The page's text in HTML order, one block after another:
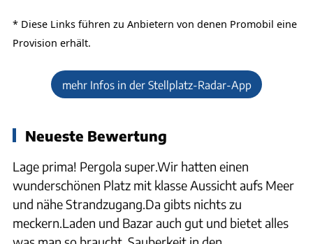
* Diese Links führen zu Anbietern von denen Promobil eine
Provision erhält.
mehr Infos in der Stellplatz-Radar-App
Neueste Bewertung
Lage prima! Pergola super.Wir hatten einen
wunderschönen Platz mit klasse Aussicht aufs Meer
und nähe Strandzugang.Da gibts nichts zu
meckern.Laden und Bazar auch gut und bietet alles